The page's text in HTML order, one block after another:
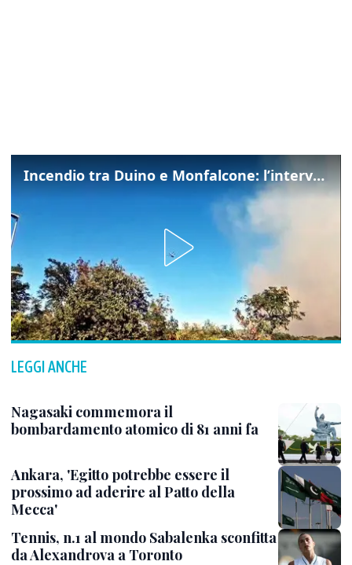
Incendio tra Duino e Monfalcone: l’intervento dei vigili del fuoco
LEGGI ANCHE
Nagasaki commemora il
bombardamento atomico di 81 anni fa
Ankara, 'Egitto potrebbe essere il
prossimo ad aderire al Patto della
Mecca'
Tennis, n.1 al mondo Sabalenka sconfitta
da Alexandrova a Toronto